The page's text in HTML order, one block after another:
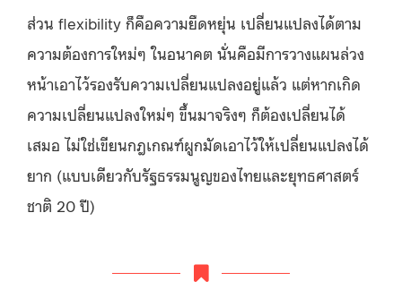
ส่วน flexibility ก็คือความยืดหยุ่น เปลี่ยนแปลงได้ตาม
ความต้องการใหม่ๆ ในอนาคต นั่นคือมีการวางแผนล่วง
หน้าเอาไว้รองรับความเปลี่ยนแปลงอยู่แล้ว แต่หากเกิด
ความเปลี่ยนแปลงใหม่ๆ ขึ้นมาจริงๆ ก็ต้องเปลี่ยนได้
เสมอ ไม่ใช่เขียนกฎเกณฑ์ผูกมัดเอาไว้ให้เปลี่ยนแปลงได้
ยาก (แบบเดียวกับรัฐธรรมนูญของไทยและยุทธศาสตร์
ชาติ 20 ปี)